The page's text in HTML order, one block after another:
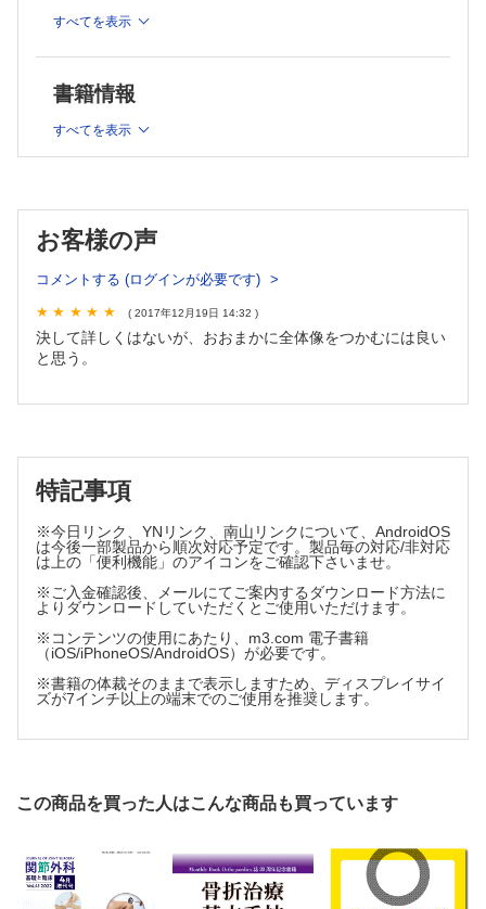
頚椎・胸椎の画像診断の進め方
肘・手関節の画像診断の進め方
骨盤外傷の画像診断の進め方
4 疾患別の画像診断の進め方
原発性腫瘍の画像診断の進め方
小児疾患の画像診断の進め方
関節リウマチの画像診断の進め方
全身MRIの臨床応用
拡散強調・潅流MRIの骨軟部腫瘍・脊椎疾患への応用
高磁場MRIの運動器疾患への応用
Kinematics MRI
金属アーチファクトの軽減（CT/MRI）
すべてを表示
書籍情報
すべてを表示
お客様の声
コメントする (ログインが必要です)
( 2017年12月19日 14:32 )
決して詳しくはないが、おおまかに全体像をつかむには良い
と思う。
特記事項
※今日リンク、YNリンク、南山リンクについて、AndroidOS
は今後一部製品から順次対応予定です。製品毎の対応/非対応
は上の「便利機能」のアイコンをご確認下さいませ。
※ご入金確認後、メールにてご案内するダウンロード方法に
よりダウンロードしていただくとご使用いただけます。
※コンテンツの使用にあたり、m3.com 電子書籍
（iOS/iPhoneOS/AndroidOS）が必要です。
※書籍の体裁そのままで表示しますため、ディスプレイサイ
ズが7インチ以上の端末でのご使用を推奨します。
この商品を買った人はこんな商品も買っています